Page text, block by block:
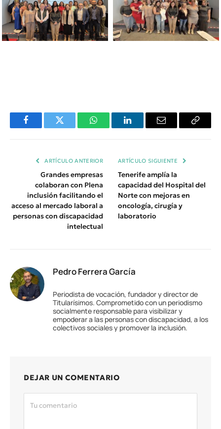
FacebookTwitter WhatsAppLinkedInEmail
Copiar
ARTÍCULO ANTERIOR
Grandes empresas
colaboran con Plena
inclusión facilitando el
acceso al mercado laboral a
personas con discapacidad
intelectual
ARTÍCULO SIGUIENTE
Tenerife amplía la
capacidad del Hospital del
Norte con mejoras en
oncología, cirugía y
laboratorio
Pedro Ferrera García
Periodista de vocación, fundador y director de
Titularísimos. Comprometido con un periodismo
socialmente responsable para visibilizar y
empoderar a las personas con discapacidad, a los
colectivos sociales y promover la inclusión.
DEJAR UN COMENTARIO